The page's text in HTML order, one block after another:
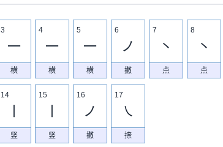
3
一
横
4
一
横
5
一
横
6
ノ
撇
7
丶
点
8
丶
点
14
竖
15
竖
16
ノ
撇
17
㇏
捺